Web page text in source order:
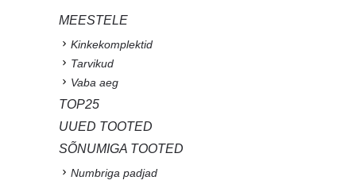
MEESTELE
Kinkekomplektid
Tarvikud
Vaba aeg
TOP25
UUED TOOTED
SÕNUMIGA TOOTED
Numbriga padjad